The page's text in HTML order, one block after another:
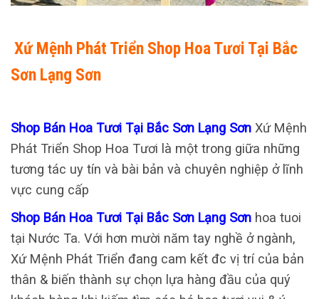
Xứ Mệnh Phát Triển Shop Hoa Tươi Tại Bắc
Sơn Lạng Sơn
Shop Bán Hoa Tươi Tại Bắc Sơn Lạng Sơn Xứ Mệnh
Phát Triển Shop Hoa Tươi là một trong giữa những
tương tác uy tín và bài bản và chuyên nghiệp ở lĩnh
vực cung cấp
Shop Bán Hoa Tươi Tại Bắc Sơn Lạng Sơn hoa tuoi
tại Nước Ta. Với hơn mười năm tay nghề ở ngành,
Xứ Mệnh Phát Triển đang cam kết đc vị trí của bản
thân & biến thành sự chọn lựa hàng đầu của quý